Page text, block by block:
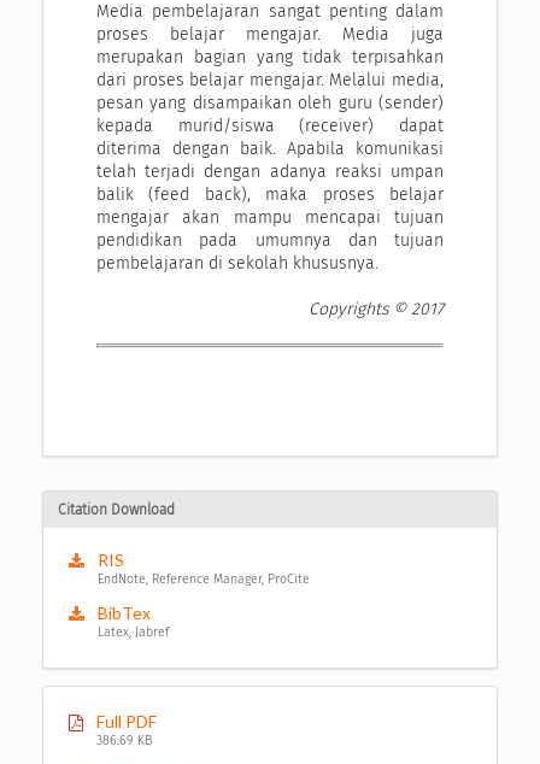
Media pembelajaran sangat penting dalam
proses belajar mengajar. Media juga
merupakan bagian yang tidak terpisahkan
dari proses belajar mengajar. Melalui media,
pesan yang disampaikan oleh guru (sender)
kepada murid/siswa (receiver) dapat
diterima dengan baik. Apabila komunikasi
telah terjadi dengan adanya reaksi umpan
balik (feed back), maka proses belajar
mengajar akan mampu mencapai tujuan
pendidikan pada umumnya dan tujuan
pembelajaran di sekolah khususnya.
Copyrights © 2017
Citation Download
RIS
EndNote, Reference Manager, ProCite
BibTex
Latex, Jabref
Full PDF
386.69 KB